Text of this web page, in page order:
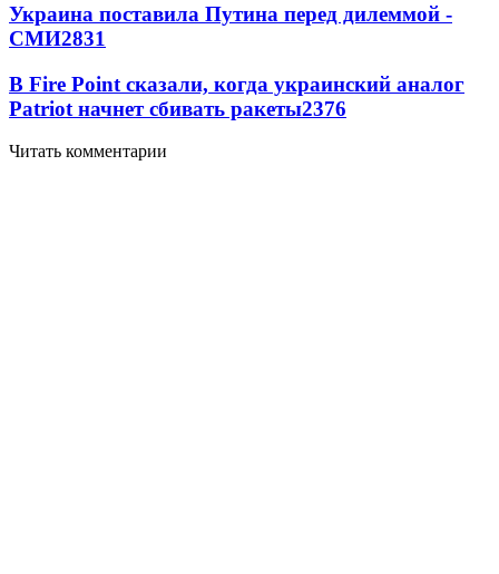
Украина поставила Путина перед дилеммой -
СМИ2831
В Fire Point сказали, когда украинский аналог
Patriot начнет сбивать ракеты2376
Читать комментарии